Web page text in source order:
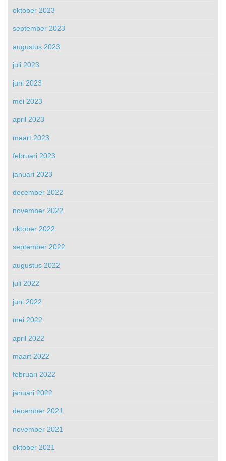
oktober 2023
september 2023
augustus 2023
juli 2023
juni 2023
mei 2023
april 2023
maart 2023
februari 2023
januari 2023
december 2022
november 2022
oktober 2022
september 2022
augustus 2022
juli 2022
juni 2022
mei 2022
april 2022
maart 2022
februari 2022
januari 2022
december 2021
november 2021
oktober 2021